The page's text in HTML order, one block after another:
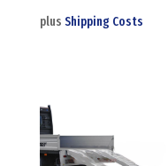
plus Shipping Costs